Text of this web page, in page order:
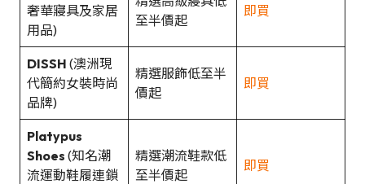
奢華寢具及家居
用品)
至半價起
即買
DISSH (澳洲現
代簡約女裝時尚
品牌)
精選服飾低至半
價起
即買
Platypus
Shoes (知名潮
流運動鞋履連鎖
精選潮流鞋款低
至半價起
即買